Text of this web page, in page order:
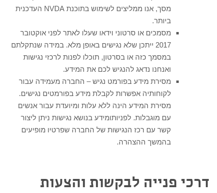
מסך, אנו ממליצים לשימוש בתוכנת NVDA העדכנית
ביותר.
מסמכים או סרטוני וידאו שעלו לאתר לפני אוקטובר
2017 ייתכן שלא נגישים באופן מלא. במידה שנתקלתם
במסמך כזה או בסרטון, תוכלו לפנות לרכזי נגישות
ואנחנו נדאג להנגיש לכם את המידע.
מסירת מידע בפורמט נגיש – החברה מעמידה עבור
לקוחותיה אפשרות לקבלת מידע בפורמטים נגישים.
מסירת המידע הינה ללא עלות ומיועדת עבור אנשים
עם מוגבלות. לפניותומידע בנושא נגישות ניתן ליצור
קשר עם רכז הנגישות של החברה שפרטיו מופיעים
בהמשך ההצהרה.
דרכי פנייה לבקשות והצעות